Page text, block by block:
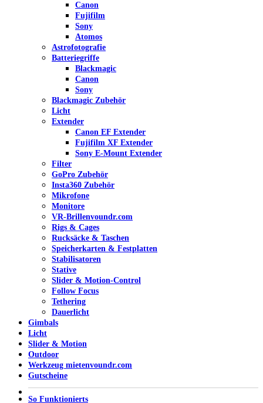
Canon
Fujifilm
Sony
Atomos
Astrofotografie
Batteriegriffe
Blackmagic
Canon
Sony
Blackmagic Zubehör
Licht
Extender
Canon EF Extender
Fujifilm XF Extender
Sony E-Mount Extender
Filter
GoPro Zubehör
Insta360 Zubehör
Mikrofone
Monitore
VR-Brillenvoundr.com
Rigs & Cages
Rucksäcke & Taschen
Speicherkarten & Festplatten
Stabilisatoren
Stative
Slider & Motion-Control
Follow Focus
Tethering
Dauerlicht
Gimbals
Licht
Slider & Motion
Outdoor
Werkzeug mietenvoundr.com
Gutscheine
So Funktionierts